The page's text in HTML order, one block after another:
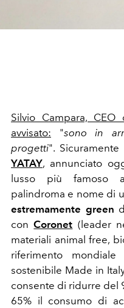
Silvio Campara, CEO
avvisato: "sono in
progetti".
YATAY, annunciato
lusso più famoso
palindroma e nome di
estremamente green
conCoronet ( leader
materiali animal free,
riferimento
sostenibile Made in
consente di ridurre del
65% il consumo di